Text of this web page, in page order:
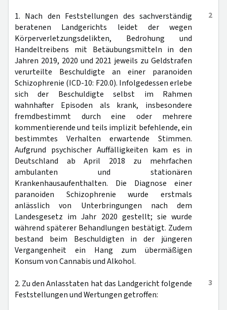
2
1. Nach den Feststellungen des sachverständig
beratenen Landgerichts leidet der wegen
Körperverletzungsdelikten, Bedrohung und
Handeltreibens mit Betäubungsmitteln in den
Jahren 2019, 2020 und 2021 jeweils zu Geldstrafen
verurteilte Beschuldigte an einer paranoiden
Schizophrenie (ICD-10: F20.0). Infolgedessen erlebe
sich der Beschuldigte selbst im Rahmen
wahnhafter Episoden als krank, insbesondere
fremdbestimmt durch eine oder mehrere
kommentierende und teils implizit befehlende, ein
bestimmtes Verhalten erwartende Stimmen.
Aufgrund psychischer Auffälligkeiten kam es in
Deutschland ab April 2018 zu mehrfachen
ambulanten und stationären
Krankenhausaufenthalten. Die Diagnose einer
paranoiden Schizophrenie wurde erstmals
anlässlich von Unterbringungen nach dem
Landesgesetz im Jahr 2020 gestellt; sie wurde
während späterer Behandlungen bestätigt. Zudem
bestand beim Beschuldigten in der jüngeren
Vergangenheit ein Hang zum übermäßigen
Konsum von Cannabis und Alkohol.
3
2. Zu den Anlasstaten hat das Landgericht folgende
Feststellungen und Wertungen getroffen: